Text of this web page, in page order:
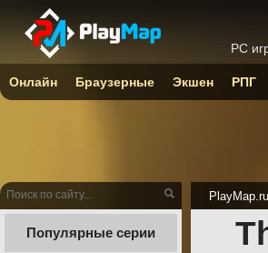
PlayMap.ru
Популярные серии
PC
Онлайн Браузерные Экшен РПГ